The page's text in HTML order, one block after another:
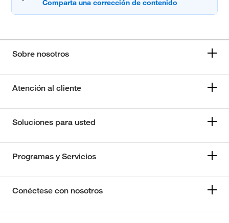
Sobre nosotros
Atención al cliente
Soluciones para usted
Programas y Servicios
Conéctese con nosotros